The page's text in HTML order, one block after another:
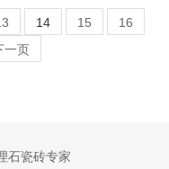
14 15
16
一页
石瓷砖专家